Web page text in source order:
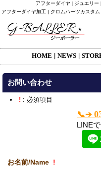
アフターダイヤ | ジュエリ
アフターダイヤ加工 | クロムハーツカスタ
HOME NEWS
お問い合わせ
! : 必須項目
📞➔
LINE
お名前/Name !